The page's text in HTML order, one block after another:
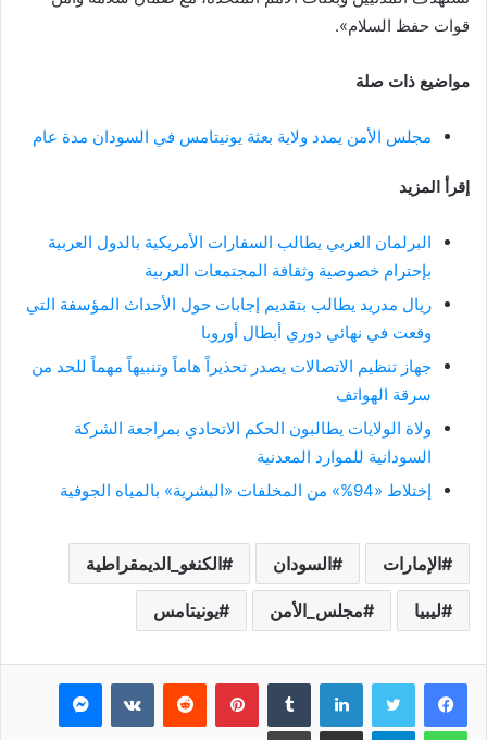
قوات حفظ السلام».
مواضيع ذات صلة
مجلس الأمن يمدد ولاية بعثة يونيتامس في السودان مدة عام
إقرأ المزيد
البرلمان العربي يطالب السفارات الأمريكية بالدول العربية
بإحترام خصوصية وثقافة المجتمعات العربية
ريال مدريد يطالب بتقديم إجابات حول الأحداث المؤسفة التي
وقعت في نهائي دوري أبطال أوروبا
جهاز تنظيم الاتصالات يصدر تحذيراً هاماً وتنبيهاً مهماً للحد من
سرقة الهواتف
ولاة الولايات يطالبون الحكم الاتحادي بمراجعة الشركة
السودانية للموارد المعدنية
إختلاط «94%» من المخلفات «البشرية» بالمياه الجوفية
الإمارات السودان الكنغو_الديمقراطية
ليبيا مجلس_الأمن يونيتامس
فيسبوك تويتر لينكدإن بينتيريست ماسنجر
واتساب تيلقرام مشاركة عبر البريد طباعة